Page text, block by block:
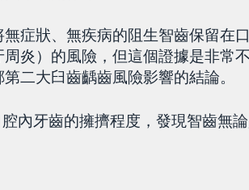
症狀、無疾病的阻生智齒保留在
炎）的風險，但這個證據是非常
二大臼齒齲齒風險影響的結論。
內牙齒的擁擠程度，發現智齒無